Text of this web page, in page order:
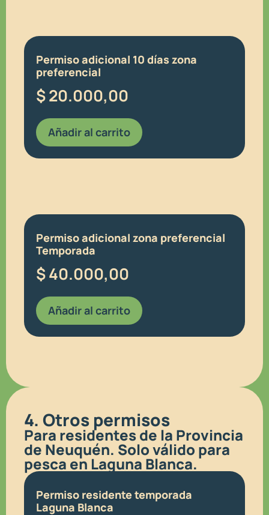
Permiso adicional 10 días zona
preferencial
$20.000,00
Añadir al carrito
Permiso adicional zona preferencial
Temporada
$40.000,00
Añadir al carrito
4. Otros permisos
Para residentes de la Provincia
de Neuquén. Solo válido para
pesca en Laguna Blanca.
Permiso residente temporada
Laguna Blanca